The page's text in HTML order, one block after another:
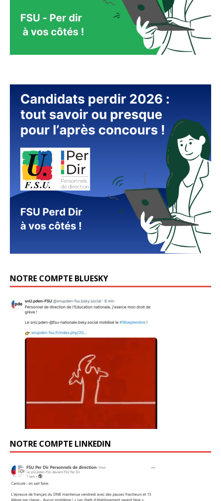
NOTRE COMPTE BLUESKY
NOTRE COMPTE LINKEDIN